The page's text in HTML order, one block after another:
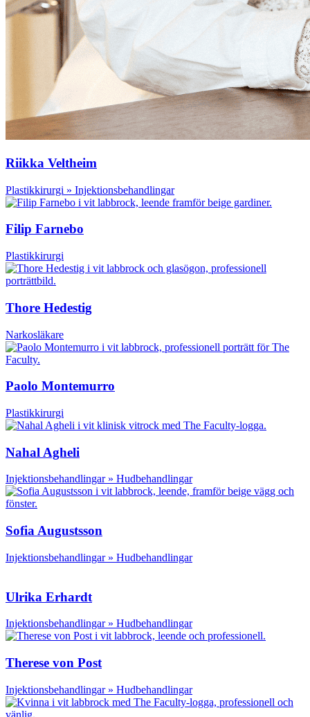
Riikka Veltheim
Plastikkirurgi » Injektionsbehandlingar
Filip Farnebo
Plastikkirurgi
Thore Hedestig
Narkosläkare
Paolo Montemurro
Plastikkirurgi
Nahal Agheli
Injektionsbehandlingar » Hudbehandlingar
Sofia Augustsson
Injektionsbehandlingar » Hudbehandlingar
Ulrika Erhardt
Injektionsbehandlingar » Hudbehandlingar
Therese von Post
Injektionsbehandlingar » Hudbehandlingar